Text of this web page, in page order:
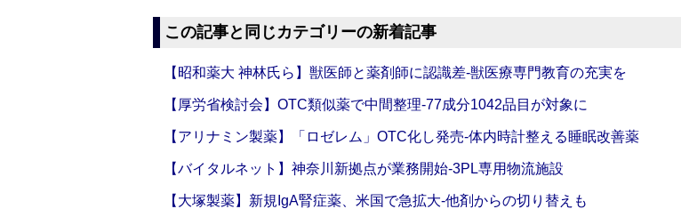
この記事と同じカテゴリーの新着記事
【昭和薬大 神林氏ら】獣医師と薬剤師に認識差‐獣医療専門教育の充実を
【厚労省検討会】OTC類似薬で中間整理‐77成分1042品目が対象に
【アリナミン製薬】「ロゼレム」OTC化し発売‐体内時計整える睡眠改善薬
【バイタルネット】神奈川新拠点が業務開始‐3PL専用物流施設
【大塚製薬】新規IgA腎症薬、米国で急拡大‐他剤からの切り替えも